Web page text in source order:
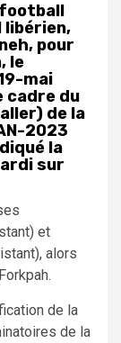
libérien,
pour
le
mai
cadre du
de la
2023
la
sur
et
alors
de la
de la